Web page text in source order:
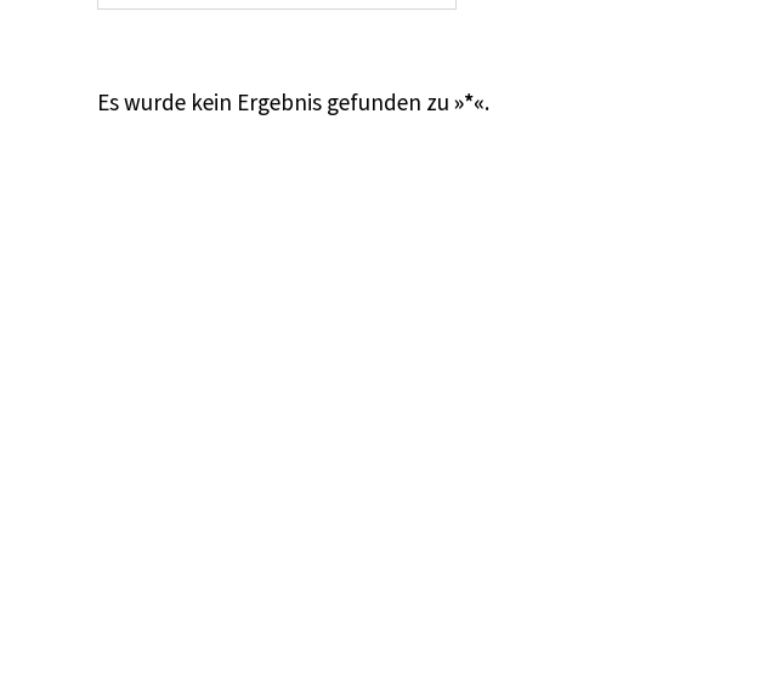
Es wurde kein Ergebnis gefunden zu»*«.